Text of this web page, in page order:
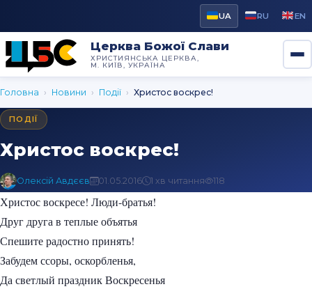
UA RU EN
Церква Божої Слави
ХРИСТИЯНСЬКА ЦЕРКВА,
М. КИЇВ, УКРАЇНА
Головна › Новини › Події › Христос воскрес!
ПОДІЇ
Христос воскрес!
Олексій Авдєєв 01.05.2016 1 хв читання 118
Христос воскресе! Люди-братья!
Друг друга в теплые объятья
Спешите радостно принять!
Забудем ссоры, оскорбленья,
Да светлый праздник Воскресенья